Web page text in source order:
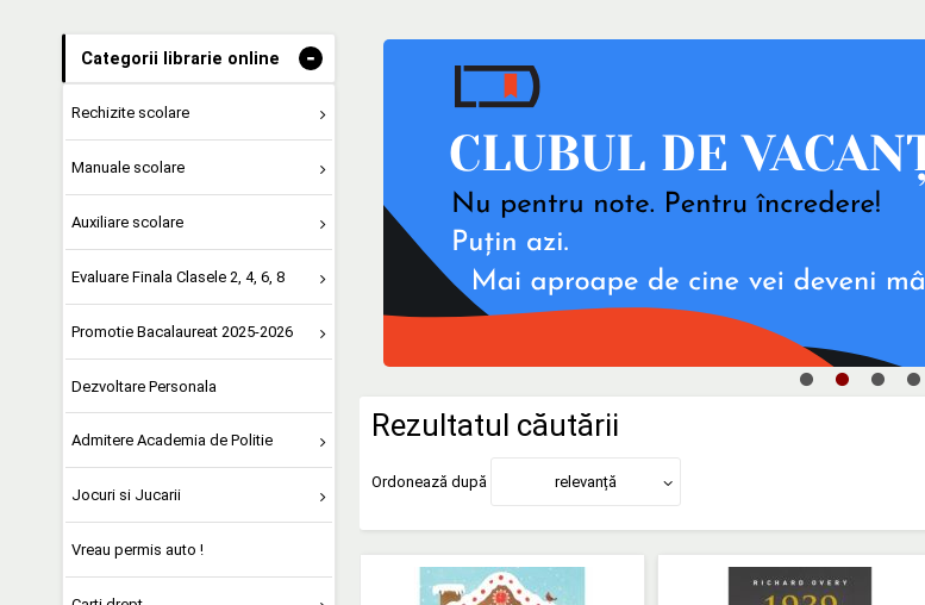
Categorii librarie online -
Rechizite scolare
Manuale scolare
Auxiliare scolare
Evaluare Finala Clasele 2, 4, 6, 8
Promotie Bacalaureat 2025-2026
Dezvoltare Personala
Admitere Academia de Politie
Jocuri si Jucarii
Vreau permis auto !
Rezultatul căutării
Ordonează după relevanță